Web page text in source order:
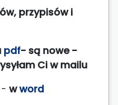
przypisów i
pdf- są nowe -
Ci w mailu
- wword